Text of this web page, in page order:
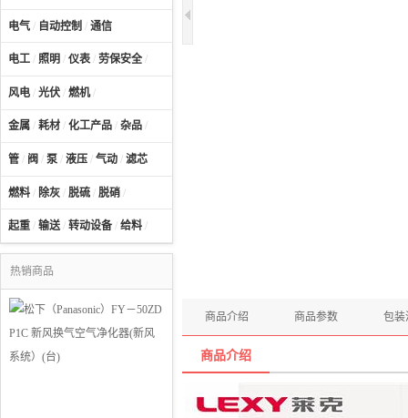
电气 / 自动控制 / 通信
电工 / 照明 / 仪表 / 劳保安全 /
风电 / 光伏 / 燃机/
金属 / 耗材 / 化工产品 / 杂品 /
管 / 阀 / 泵 / 液压 / 气动 / 滤芯
燃料 / 除灰 / 脱硫 / 脱硝 /
起重 / 输送/ 转动设备 / 给料 /
热销商品
商品介绍 商品参数 包装
商品介绍